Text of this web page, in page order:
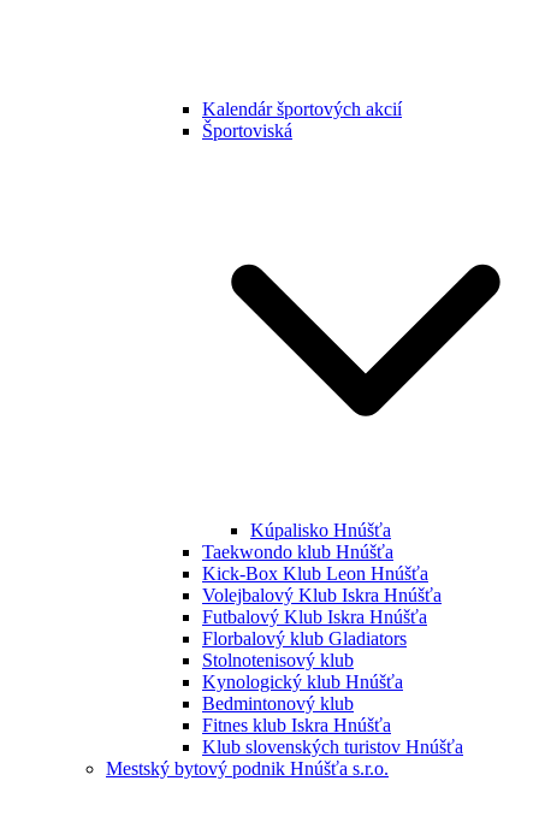
Kalendár športových akcií
Športoviská
Kúpalisko Hnúšťa
Taekwondo klub Hnúšťa
Kick-Box Klub Leon Hnúšťa
Volejbalový Klub Iskra Hnúšťa
Futbalový Klub Iskra Hnúšťa
Florbalový klub Gladiators
Stolnotenisový klub
Kynologický klub Hnúšťa
Bedmintonový klub
Fitnes klub Iskra Hnúšťa
Klub slovenských turistov Hnúšťa
Mestský bytový podnik Hnúšťa s.r.o.